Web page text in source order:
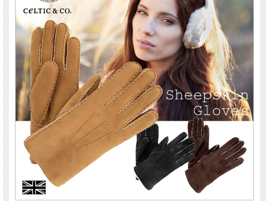
素材：ナチュラルシープスキン
製造：英国